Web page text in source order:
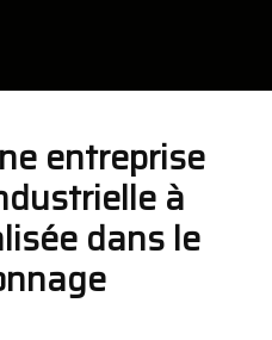
entreprise
à
dans le